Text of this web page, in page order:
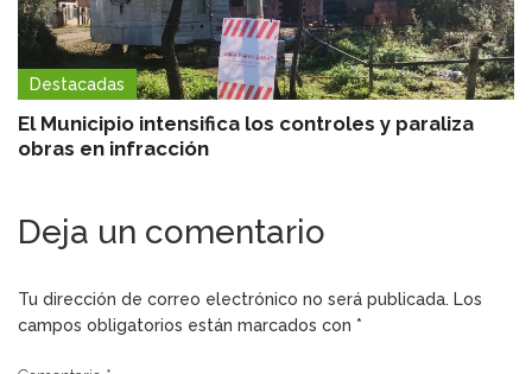
Destacadas
El Municipio intensifica los controles y paraliza
obras en infracción
Deja un comentario
Tu dirección de correo electrónico no será publicada. Los
campos obligatorios están marcados con *